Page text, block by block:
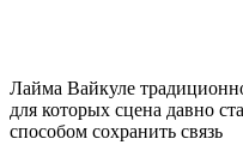
Лайма Вайкуле
для которых сцена давно
способом сохранить связь